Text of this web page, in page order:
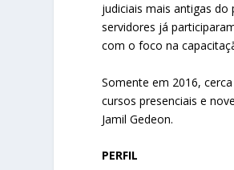
judiciais mais antigas
servidores já
com o foco na
Somente em 2016,
cursos presenciais e
Jamil Gedeon.
PERFIL